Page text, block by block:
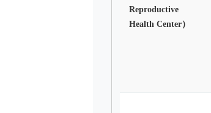
Reproductive
Health Center）